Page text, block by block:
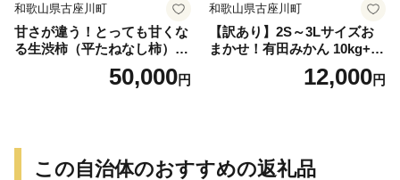
和歌山県古座川町
甘さが違う！とっても甘くな
る生渋柿（平たねなし柿）吊
ップ付約14.5～15kg 約60～
50,000円
和歌山県古座川町
【訳あり】2S～3Lサイズお
まかせ！有田みかん 10kg+2k
g保証分 11月から12月下旬ま
でに順次発送致します。 / 訳
12,000円
この自治体のおすすめの返礼品